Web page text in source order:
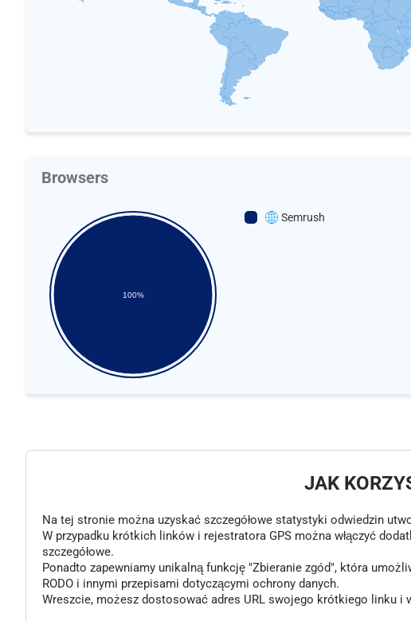
Browsers
100%
Semrush
JAK
Na tej stronie można uzyskać szczegółowe statystyki odwiedzin
W przypadku krótkich linków i rejestratora GPS można włączyć
szczegółowe.
Ponadto zapewniamy unikalną funkcję "Zbieranie zgód", która
RODO i innymi przepisami dotyczącymi ochrony danych.
Wreszcie, możesz dostosować adres URL swojego krótkiego linku i